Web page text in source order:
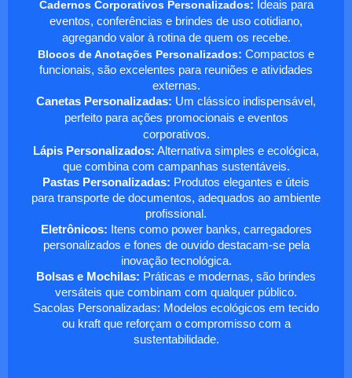
Cadernos Corporativos Personalizados: Ideais para
eventos, conferências e brindes de uso cotidiano,
agregando valor à rotina de quem os recebe.
Blocos de Anotações Personalizados: Compactos e
funcionais, são excelentes para reuniões e atividades
externas.
Canetas Personalizadas: Um clássico indispensável,
perfeito para ações promocionais e eventos
corporativos.
Lápis Personalizados: Alternativa simples e ecológica,
que combina com campanhas sustentáveis.
Pastas Personalizadas: Produtos elegantes e úteis
para transporte de documentos, adequados ao ambiente
profissional.
Eletrônicos: Itens como power banks, carregadores
personalizados e fones de ouvido destacam-se pela
inovação tecnológica.
Bolsas e Mochilas: Práticas e modernas, são brindes
versáteis que combinam com qualquer público.
Sacolas Personalizadas: Modelos ecológicos em tecido
ou kraft que reforçam o compromisso com a
sustentabilidade.